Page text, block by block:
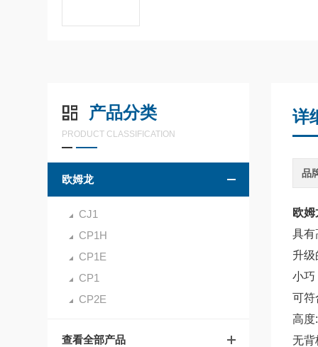
产品分类
PRODUCT CLASSIFICATION
欧姆龙
CJ1
CP1H
CP1E
CP1
CP2E
查看全部产品
详
品
欧
具有
升级
小巧
可符
高度
无背